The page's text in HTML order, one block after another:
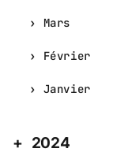
Mars
Février
Janvier
2024